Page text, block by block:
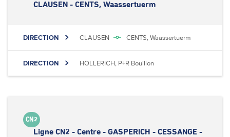
CLAUSEN - CENTS, Waassertuerm
DIRECTION CLAUSEN CENTS, Waassertuerm
DIRECTION HOLLERICH, P+R Bouillon
CN2
Ligne CN2 - Centre - GASPERICH - CESSANGE -